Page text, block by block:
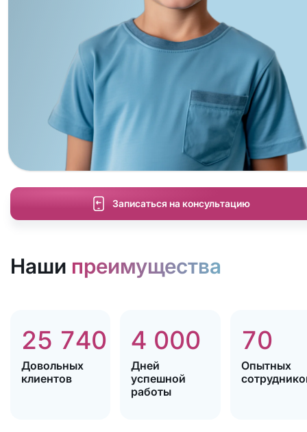
Записаться на консультацию
Наши преимущества
25 740
Довольных
клиентов
4 000
Дней
успешной
работы
70
Опытных